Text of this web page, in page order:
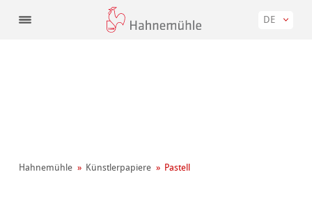
DE
Hahnemühle Künstler­papiere Pastell